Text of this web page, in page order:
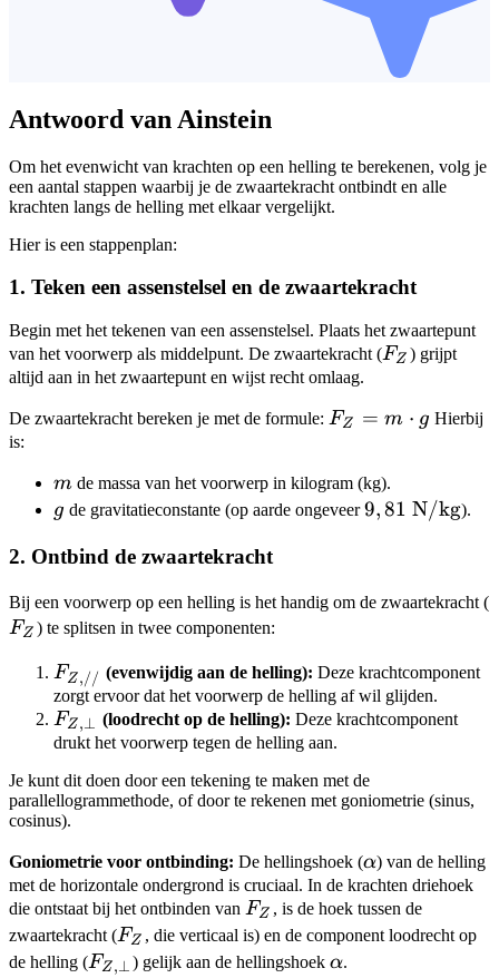
Antwoord van Ainstein
Om het evenwicht van krachten op een helling te berekenen, volg je
een aantal stappen waarbij je de zwaartekracht ontbindt en alle
krachten langs de helling met elkaar vergelijkt.
Hier is een stappenplan:
1. Teken een assenstelsel en de zwaartekracht
Begin met het tekenen van een assenstelsel. Plaats het zwaartepunt
van het voorwerp als middelpunt. De zwaartekracht (F_Z
FZ ) grijpt
altijd aan in het zwaartepunt en wijst recht omlaag.
De zwaartekracht bereken je met de formule: F_Z
g
FZ = m ⋅ g Hierbij
is:
m
m de massa van het voorwerp in kilogram (kg).
g
g de gravitatieconstante (op aarde ongeveer9,81
9,81 N/kg).
2. Ontbind de zwaartekracht
Bij een voorwerp op een helling is het handig om de zwaartekracht (
FZ ) te splitsen in twee componenten:
F_{Z,//}
FZ,// (evenwijdig aan de helling): Deze krachtcomponent
zorgt ervoor dat het voorwerp de helling af wil glijden.
F_{Z,\perp}
FZ ,⊥ (loodrecht op de helling): Deze krachtcomponent
drukt het voorwerp tegen de helling aan.
Je kunt dit doen door een tekening te maken met de
parallellogrammethode, of door te rekenen met goniometrie (sinus,
cosinus).
Goniometrie voor ontbinding: De hellingshoek (\alpha
α) van de helling
met de horizontale ondergrond is cruciaal. In de krachten driehoek
die ontstaat bij het ontbinden van F_Z
FZ , is de hoek tussen de
zwaartekracht (F_Z
FZ , die verticaal is) en de component loodrecht op
de helling (F_{Z,\perp}
FZ ,⊥) gelijk aan de hellingshoek \alpha
α.